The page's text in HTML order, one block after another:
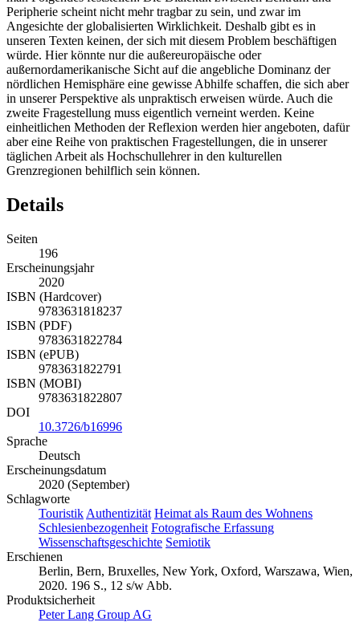
Peripherie scheint nicht mehr tragbar zu sein, und zwar im
Angesichte der globalisierten Wirklichkeit. Deshalb gibt es in
unseren Texten keinen, der sich mit diesem Problem beschäftigen
würde. Hier könnte nur die außereuropäische oder
außernordamerikanische Sicht auf die angebliche Dominanz der
nördlichen Hemisphäre eine gewisse Abhilfe schaffen, die sich aber
in unserer Perspektive als unpraktisch erweisen würde. Auch die
zweite Fragestellung muss eigentlich verneint werden. Keine
einheitlichen Methoden der Reflexion werden hier angeboten, dafür
aber eine Reihe von praktischen Fragestellungen, die in unserer
täglichen Arbeit als Hochschullehrer in den kulturellen
Grenzregionen behilflich sein können.
Details
Seiten
196
Erscheinungsjahr
2020
ISBN (Hardcover)
9783631818237
ISBN (PDF)
9783631822784
ISBN (ePUB)
9783631822791
ISBN (MOBI)
9783631822807
DOI
10.3726/b16996
Sprache
Deutsch
Erscheinungsdatum
2020 (September)
Schlagworte
Touristik Authentizität Heimat als Raum des Wohnens
Schlesienbezogenheit Fotografische Erfassung
Wissenschaftsgeschichte Semiotik
Erschienen
Berlin, Bern, Bruxelles, New York, Oxford, Warszawa, Wien,
2020. 196 S., 12 s/w Abb.
Produktsicherheit
Peter Lang Group AG